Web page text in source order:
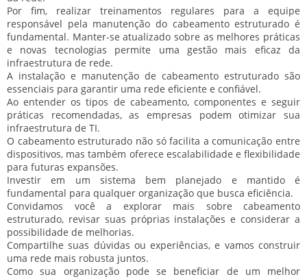
Por fim, realizar treinamentos regulares para a equipe
responsável pela manutenção do cabeamento estruturado é
fundamental. Manter-se atualizado sobre as melhores práticas
e novas tecnologias permite uma gestão mais eficaz da
infraestrutura de rede.
A instalação e manutenção de cabeamento estruturado são
essenciais para garantir uma rede eficiente e confiável.
Ao entender os tipos de cabeamento, componentes e seguir
práticas recomendadas, as empresas podem otimizar sua
infraestrutura de TI.
O cabeamento estruturado não só facilita a comunicação entre
dispositivos, mas também oferece escalabilidade e flexibilidade
para futuras expansões.
Investir em um sistema bem planejado e mantido é
fundamental para qualquer organização que busca eficiência.
Convidamos você a explorar mais sobre cabeamento
estruturado, revisar suas próprias instalações e considerar a
possibilidade de melhorias.
Compartilhe suas dúvidas ou experiências, e vamos construir
uma rede mais robusta juntos.
Como sua organização pode se beneficiar de um melhor